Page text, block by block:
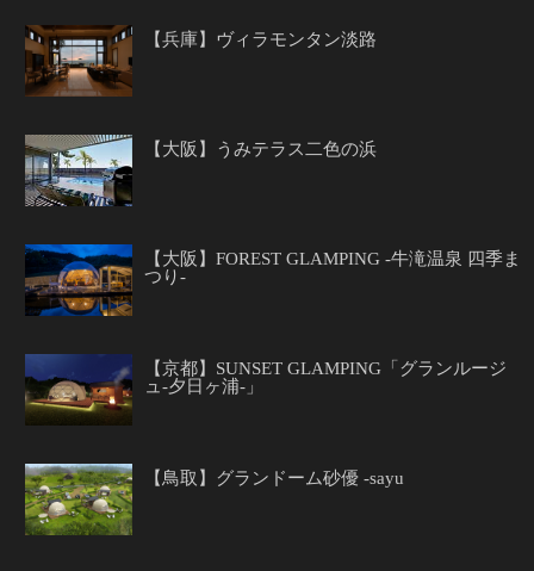
【兵庫】ヴィラモンタン淡路
【大阪】うみテラス二色の浜
【大阪】FOREST GLAMPING -牛滝温泉 四季ま
つり-
【京都】SUNSET GLAMPING「グランルージ
ュ-夕日ヶ浦-」
【鳥取】グランドーム砂優 -sayu